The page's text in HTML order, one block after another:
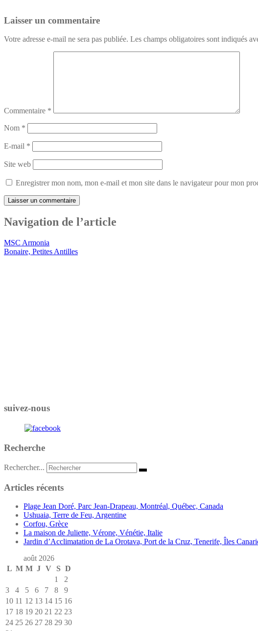
Laisser un commentaire
Votre adresse e-mail ne sera pas publiée. Les champs obligatoires sont indiqués
Commentaire *
Nom *
E-mail *
Site web
Enregistrer mon nom, mon e-mail et mon site dans le navigateur pour mon
Navigation de l’article
MSC Armonia
Bonaire, Petites Antilles
suivez-nous
Recherche
Rechercher...
Articles récents
Plage Jean Doré, Parc Jean-Drapeau, Montréal, Québec, Canada
Ushuaia, Terre de Feu, Argentine
Corfou, Grèce
La maison de Juliette, Vérone, Vénétie, Italie
Jardin d’Acclimatation de La Orotava, Port de la Cruz, Tenerife, Îles
août 2026
L M M J V S D
1
2
3
4 5 6 7 8
9
10 11 12 13 14 15 16
17 18 19 20 21 22 23
24 25 26 27 28 29 30